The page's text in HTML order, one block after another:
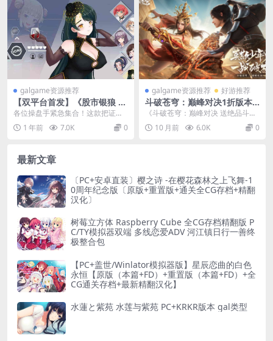
galgame资源推荐
【双平台首发】《股市银狼 St
ock Wolf》最终版 官方中文
全解锁+全平台存档丨硬核金
融SLG丨安卓&PC双端适配
各位操盘手紧急集合！这款把证券
交易玩成生存游戏的硬核模拟器，
历经两年更新终于迎来...
1 年前 7.0K 0
galgame资源推荐 好游推荐
斗破苍穹：巅峰对决1折版本
（官方混服） 送绝品斗者 每
日送20元无门槛抵扣券
《斗破苍穹：巅峰对决 送绝品斗
者》是一款深度还原经典 IP 的二次
元角色扮演类游...
10 月前 6.0K 0
最新文章
〔PC+安卓直装〕樱之诗 -在樱花森林之上飞舞-1
0周年纪念版〔原版+重置版+通关全CG存档+精翻
汉化〕
树莓立方体 Raspberry Cube 全CG存档精翻版 P
C/TY模拟器双端 多线恋爱ADV 河江镇日行一善终
极整合包
【PC+盖世/Winlator模拟器版】星辰恋曲的白色
永恒【原版（本篇+FD）+重置版（本篇+FD）+全
CG通关存档+最新精翻汉化】
水蓮と紫苑 水莲与紫苑 PC+KRKR版本 gal类型